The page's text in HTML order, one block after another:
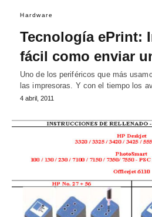
Hardware
Tecnología ePrint:
fácil como enviar
Uno de los periféricos que más
las impresoras. Y con el tiempo los
4 abril, 2011